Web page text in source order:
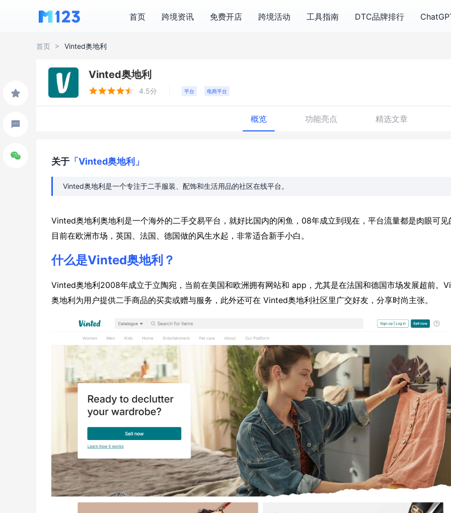
首页 跨境资讯 免费开店 跨境活动 工具指南 DTC品牌排行
首页 Vinted奥地利
Vinted奥地利
 4.5分 平台 电商平台
概览 功能亮点 精选文章
关于 「Vinted奥地利」
Vinted奥地利是一个专注于二手服装、配饰和生活用品的社区在线平台。
Vinted奥地利奥地利是一个海外的二手交易平台，就好比国内的闲鱼，08年成立到现在，平台流量都是肉眼可见
目前在欧洲市场，英国、法国、德国做的风生水起，非常适合新手小白。
什么是Vinted奥地利？
Vinted奥地利2008年成立于立陶宛，当前在美国和欧洲拥有网站和 app，尤其是在法国和德国市场发展超前。
奥地利为用户提供二手商品的买卖或赠与服务，此外还可在 Vinted奥地利社区里广交好友，分享时尚主张。